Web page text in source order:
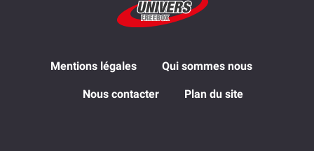
Mentions légales Qui sommes nous
Nous contacter Plan du site